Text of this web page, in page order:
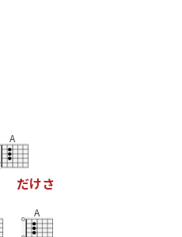
A
だけさ
A